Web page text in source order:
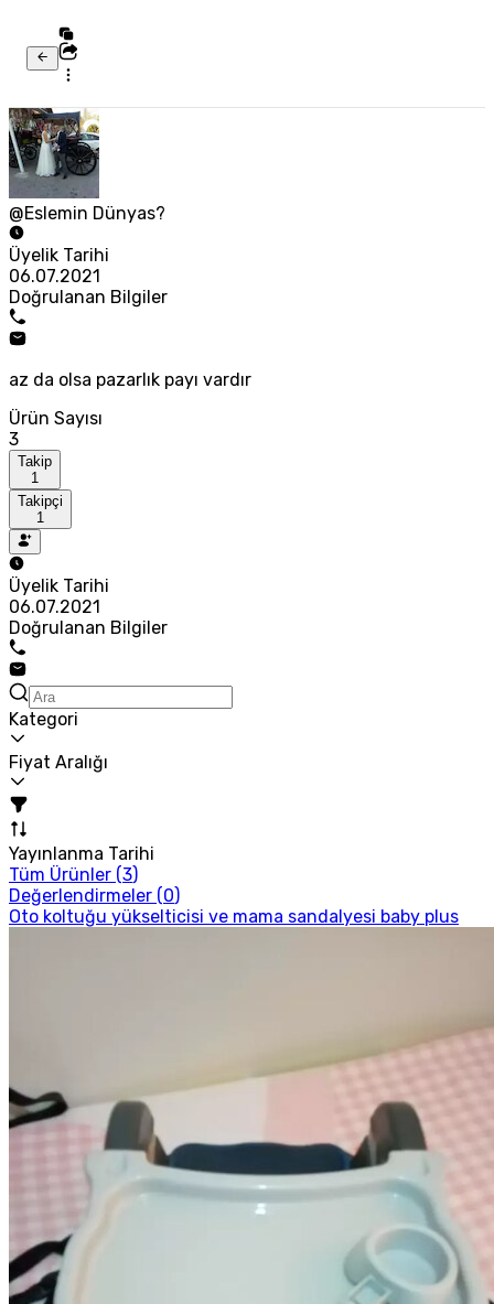
@Eslemin Dünyas?
Üyelik Tarihi
06.07.2021
Doğrulanan Bilgiler
az da olsa pazarlık payı vardır
Ürün Sayısı
3
Takip
1
Takipçi
1
Üyelik Tarihi
06.07.2021
Doğrulanan Bilgiler
Kategori
Fiyat Aralığı
Yayınlanma Tarihi
Tüm Ürünler (3)
Değerlendirmeler (0)
Oto koltuğu yükselticisi ve mama sandalyesi baby plus